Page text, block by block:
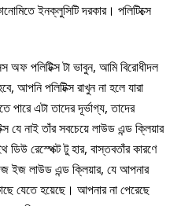
ইনক্লুসিটি দরকার। পলিটিক্সে
অফ পলিটিক্স টা ভাবুন, আমি বিরোধীদল
আপনি পলিটিক্স রাখুন না হলে যারা
এটা তাদের দূর্ভাগ্য, তাদের
যে নাই তাঁর সবচেয়ে লাউড এন্ড ক্লিয়ার
রেস্পেক্ট টু হার, বাস্তবতাঁর কারণে
ইজ লাউড এন্ড ক্লিয়ার, যে আপনার
যেতে হয়েছে। আপনার না পেরেছে